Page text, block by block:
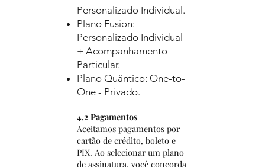
Personalizado Individual.
Plano Fusion:
Personalizado Individual
+ Acompanhamento
Particular.
Plano Quântico: One-to-
One - Privado.
4.2 Pagamentos
Aceitamos pagamentos por
cartão de crédito, boleto e
PIX. Ao selecionar um plano
de assinatura, você concorda